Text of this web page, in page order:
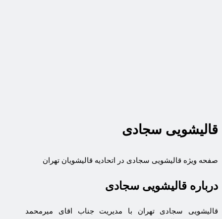
قالیشویی سجادی
صفحه ویژه قالیشویی سجادی در اتحادیه قالیشویان تهران
درباره قالیشویی سجادی
قالیشویی سجادی تهران با مدیریت جناب اقای میرمحمد